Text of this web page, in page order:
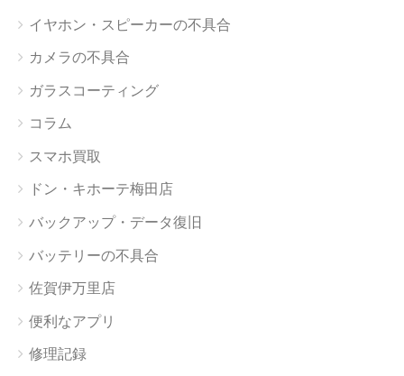
イヤホン・スピーカーの不具合
カメラの不具合
ガラスコーティング
コラム
スマホ買取
ドン・キホーテ梅田店
バックアップ・データ復旧
バッテリーの不具合
佐賀伊万里店
便利なアプリ
修理記録